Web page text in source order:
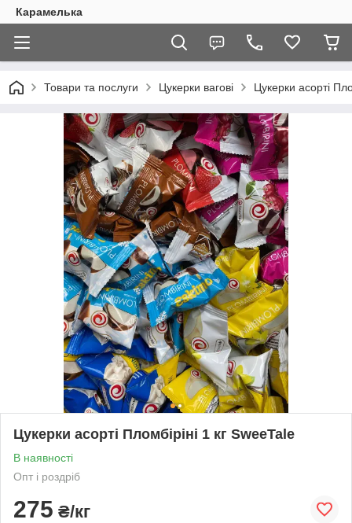
Карамелька
Товари та послуги Цукерки вагові Цукерки асорті
Цукерки асорті Пломбіріні 1 кг SweeTale
В наявності
Опт і роздріб
275 ₴/кг